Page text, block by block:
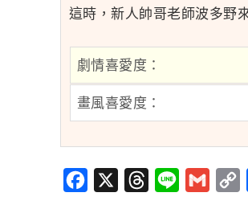
這時，新人帥哥老師波多野
劇情喜愛度：
畫風喜愛度：
Facebook Threads
Line Gmail